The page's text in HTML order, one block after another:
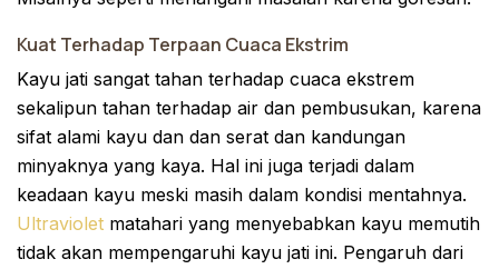
Kuat Terhadap Terpaan Cuaca Ekstrim
Kayu jati sangat tahan terhadap cuaca ekstrem
sekalipun tahan terhadap air dan pembusukan, karena
sifat alami kayu dan dan serat dan kandungan
minyaknya yang kaya. Hal ini juga terjadi dalam
keadaan kayu meski masih dalam kondisi mentahnya.
Ultraviolet matahari yang menyebabkan kayu memutih
tidak akan mempengaruhi kayu jati ini. Pengaruh dari